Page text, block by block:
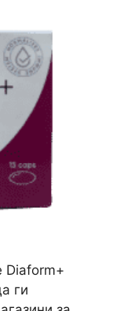
Diaform+
ги